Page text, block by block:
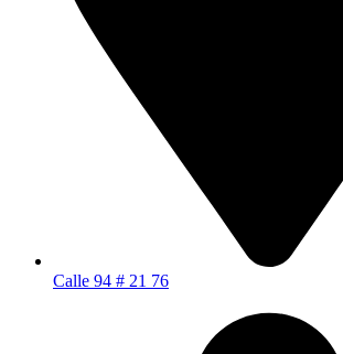
Calle 94 # 21 76